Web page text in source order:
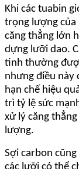
Khi các tuabin
trọng lượng của
căng thẳng lớn
dựng lưỡi dao.
tinh thường
nhưng điều này
hạn chế hiệu
trì tỷ lệ sức
xử lý căng
lượng.
Sợi carbon